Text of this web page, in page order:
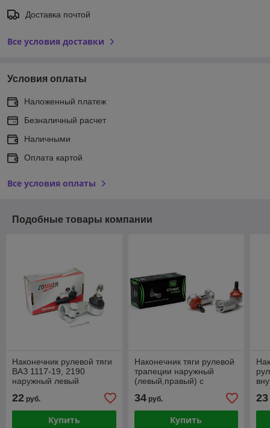
Доставка почтой
Все условия доставки
Условия оплаты
Наложенный платеж
Безналичный расчет
Наличными
Оплата картой
Все условия оплаты
Подобные товары компании
Наконечник рулевой тяги
ВАЗ 1117-19, 2190
наружный левый
22 руб.
Купить
Наконечник тяги рулевой
трапеции наружный
(левый,правый) с
крепежом ВАЗ-1117-1119
34руб.
Купить
23